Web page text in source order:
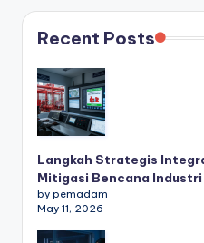
Recent Posts
Langkah Strategis
Mitigasi Bencana Industri
by pemadam
May 11, 2026